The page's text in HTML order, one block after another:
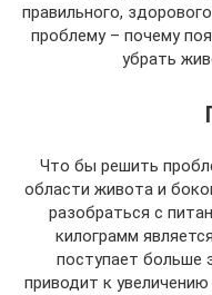
правильного,
проблему – почему
убрать
Что бы решить
области живота и
разобраться с
килограмм
поступает больше
приводит к